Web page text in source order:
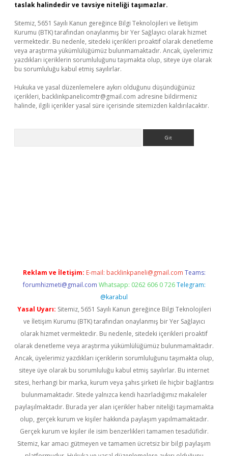
taslak halindedir ve tavsiye niteliği taşımazlar.
Sitemiz, 5651 Sayılı Kanun gereğince Bilgi Teknolojileri ve İletişim
Kurumu (BTK) tarafından onaylanmış bir Yer Sağlayıcı olarak hizmet
vermektedir. Bu nedenle, sitedeki içerikleri proaktif olarak denetleme
veya araştırma yükümlülüğümüz bulunmamaktadır. Ancak, üyelerimiz
yazdıkları içeriklerin sorumluluğunu taşımakta olup, siteye üye olarak
bu sorumluluğu kabul etmiş sayılırlar.
Hukuka ve yasal düzenlemelere aykırı olduğunu düşündüğünüz
içerikleri, backlinkpanelicomtr@gmail.com adresine bildirmeniz
halinde, ilgili içerikler yasal süre içerisinde sitemizden kaldırılacaktır.
Reklam ve İletişim: E-mail: backlinkpaneli@gmail.com Teams:
forumhizmeti@gmail.com Whatsapp: 0262 606 0 726 Telegram:
@karabul
Yasal Uyarı: Sitemiz, 5651 Sayılı Kanun gereğince Bilgi Teknolojileri
ve İletişim Kurumu (BTK) tarafından onaylanmış bir Yer Sağlayıcı
olarak hizmet vermektedir. Bu nedenle, sitedeki içerikleri proaktif
olarak denetleme veya araştırma yükümlülüğümüz bulunmamaktadır.
Ancak, üyelerimiz yazdıkları içeriklerin sorumluluğunu taşımakta olup,
siteye üye olarak bu sorumluluğu kabul etmiş sayılırlar. Bu internet
sitesi, herhangi bir marka, kurum veya şahıs şirketi ile hiçbir bağlantısı
bulunmamaktadır. Sitede yalnızca kendi hazırladığımız makaleler
paylaşılmaktadır. Burada yer alan içerikler haber niteliği taşımamakta
olup, gerçek kurum ve kişiler hakkında paylaşım yapılmamaktadır.
Gerçek kurum ve kişiler ile isim benzerlikleri tamamen tesadüfidir.
Sitemiz, kar amacı gütmeyen ve tamamen ücretsiz bir bilgi paylaşım